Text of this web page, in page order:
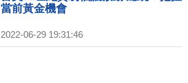
當前黃金機會
2022-06-29 19:31:46